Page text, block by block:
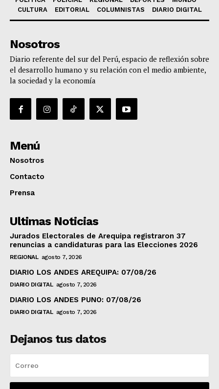
CULTURA
EDITORIAL COLUMNISTAS DIARIO DIGITAL
Nosotros
Diario referente del sur del Perú, espacio de reflexión sobre
el desarrollo humano y su relación con el medio ambiente,
la sociedad y la economía
Menú
Nosotros
Contacto
Prensa
Ultimas Noticias
Jurados Electorales de Arequipa registraron 37
renuncias a candidaturas para las Elecciones 2026
REGIONAL agosto 7, 2026
DIARIO LOS ANDES AREQUIPA: 07/08/26
DIARIO DIGITAL agosto 7, 2026
DIARIO LOS ANDES PUNO: 07/08/26
DIARIO DIGITAL agosto 7, 2026
Dejanos tus datos